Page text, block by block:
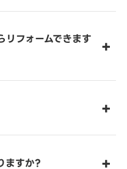
リフォームできます
ますか?